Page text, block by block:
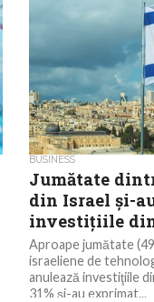
BUSINESS
Jumătate
din Israel şi-
investiţiile
Aproape jumătate
israeliene de
anulează investiţiile
31% şi-au exprimat...